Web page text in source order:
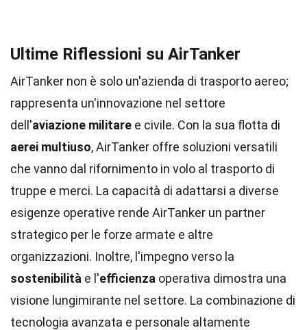
Ultime Riflessioni su AirTanker
AirTanker non è solo un'azienda di trasporto aereo;
rappresenta un'innovazione nel settore
dell'aviazione militare e civile. Con la sua flotta di
aerei multiuso, AirTanker offre soluzioni versatili
che vanno dal rifornimento in volo al trasporto di
truppe e merci. La capacità di adattarsi a diverse
esigenze operative rende AirTanker un partner
strategico per le forze armate e altre
organizzazioni. Inoltre, l'impegno verso la
sostenibilità e l'efficienza operativa dimostra una
visione lungimirante nel settore. La combinazione di
tecnologia avanzata e personale altamente